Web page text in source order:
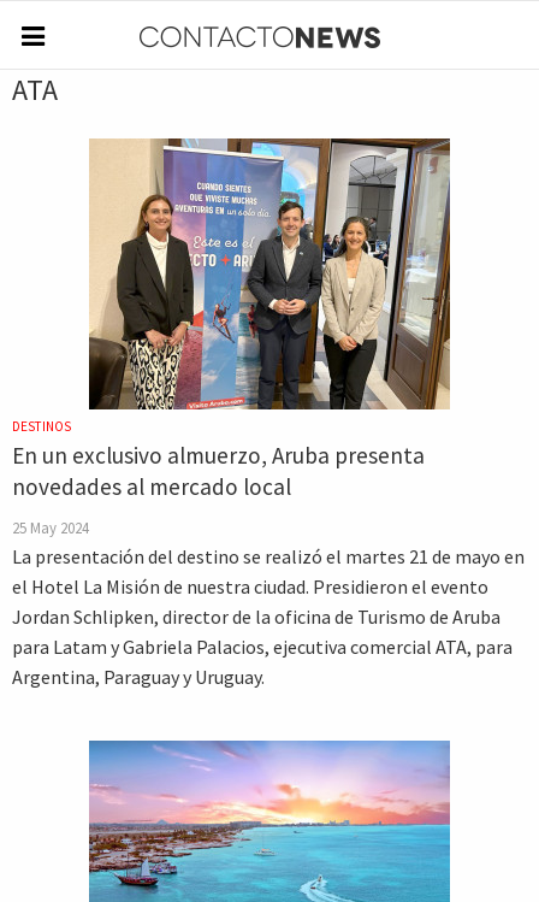
ATA
DESTINOS
En un exclusivo almuerzo, Aruba presenta
novedades al mercado local
25 May 2024
La presentación del destino se realizó el martes 21 de mayo en
el Hotel La Misión de nuestra ciudad. Presidieron el evento
Jordan Schlipken, director de la oficina de Turismo de Aruba
para Latam y Gabriela Palacios, ejecutiva comercial ATA, para
Argentina, Paraguay y Uruguay.